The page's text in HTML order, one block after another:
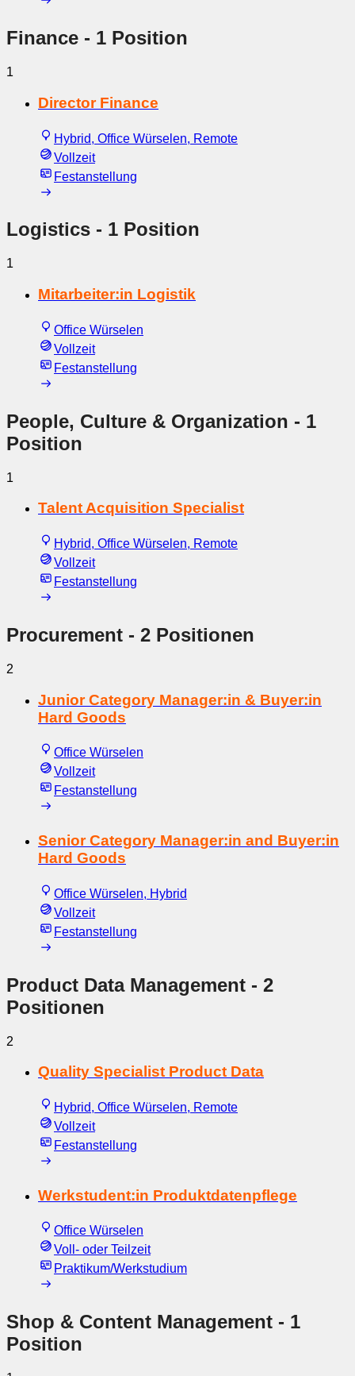
Finance - 1 Position
1
Director Finance
Hybrid, Office Würselen, Remote
Vollzeit
Festanstellung
Logistics - 1 Position
1
Mitarbeiter:in Logistik
Office Würselen
Vollzeit
Festanstellung
People, Culture & Organization - 1
Position
1
Talent Acquisition Specialist
Hybrid, Office Würselen, Remote
Vollzeit
Festanstellung
Procurement - 2 Positionen
2
Junior Category Manager:in & Buyer:in
Hard Goods
Office Würselen
Vollzeit
Festanstellung
Senior Category Manager:in and Buyer:in
Hard Goods
Office Würselen, Hybrid
Vollzeit
Festanstellung
Product Data Management - 2
Positionen
2
Quality Specialist Product Data
Hybrid, Office Würselen, Remote
Vollzeit
Festanstellung
Werkstudent:in Produktdatenpflege
Office Würselen
Voll- oder Teilzeit
Praktikum/Werkstudium
Shop & Content Management - 1
Position